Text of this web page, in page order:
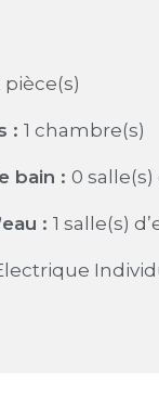
pièce(s)
: 1 chambre(s)
bain : 0 salle(s)
: 1 salle(s)